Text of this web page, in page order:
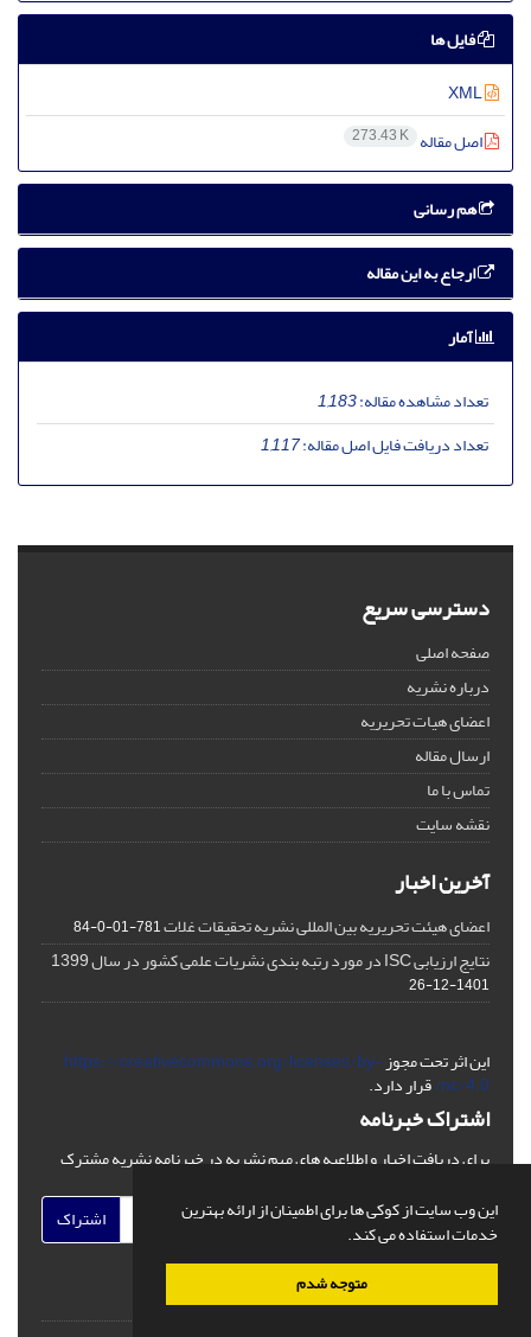
این وب سایت از کوکی ها برای اطمینان از ارائه بهترین
خدمات استفاده می کند.
متوجه شدم
فایل ها
اصل مقاله 273.43 K
هم رسانی
ارجاع به این مقاله
آمار
تعداد مشاهده مقاله:1,183
تعداد دریافت فایل اصل مقاله:1,117
دسترسی سریع
صفحه اصلی
درباره نشریه
اعضای هیات تحریریه
ارسال مقاله
تماس با ما
نقشه سایت
آخرین اخبار
اعضای هیئت تحریریه بین المللی نشریه تحقیقات غلات781-01-0-84
نتایج ارزیابی ISC در مورد رتبه بندی نشریات علمی کشور در سال 1399
1401-12-26
این اثر تحت مجوزhttps://creativecommons.org/licenses/by-
nc/4.0/ قرار دارد.
اشتراک خبرنامه
برای دریافت اخبار و اطلاعیه های مهم نشریه در خبرنامه نشریه مشترک
اشتراک